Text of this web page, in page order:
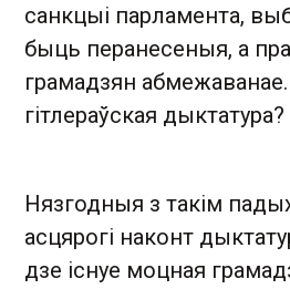
санкцыі парламента,
быць перанесеныя, а
грамадзян
гітлераўская дыктатура?
Нязгодныя з такім
асцярогі наконт
дзе існуе моцная